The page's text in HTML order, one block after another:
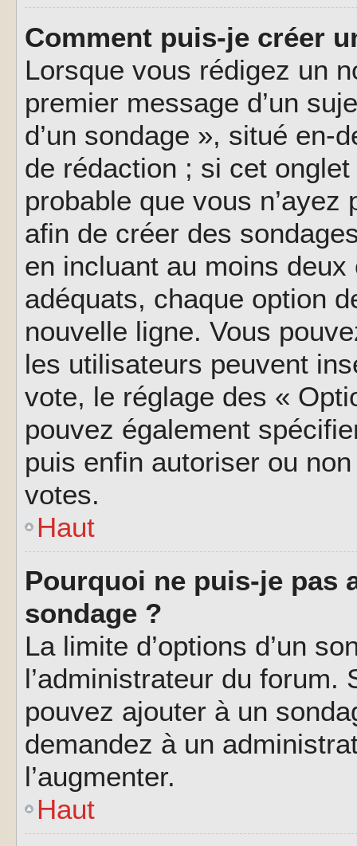
Comment puis-je créer
Lorsque vous rédigez un
premier message d’un
d’un sondage », situé en-
de rédaction ; si cet
probable que vous
afin de créer des
en incluant au moins
adéquats, chaque option
nouvelle ligne. Vous
les utilisateurs peuvent
vote, le réglage des «
pouvez également
puis enfin autoriser ou
votes.
Haut
Pourquoi ne puis-je pas
sondage ?
La limite d’options d’un
l’administrateur du forum.
pouvez ajouter à un
demandez à un
l’augmenter.
Haut